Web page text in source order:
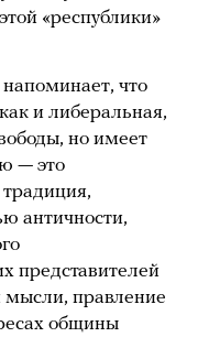
«республики»
что
и либеральная,
но имеет
— это
традиция,
античности,
представителей
мысли, правление
общины